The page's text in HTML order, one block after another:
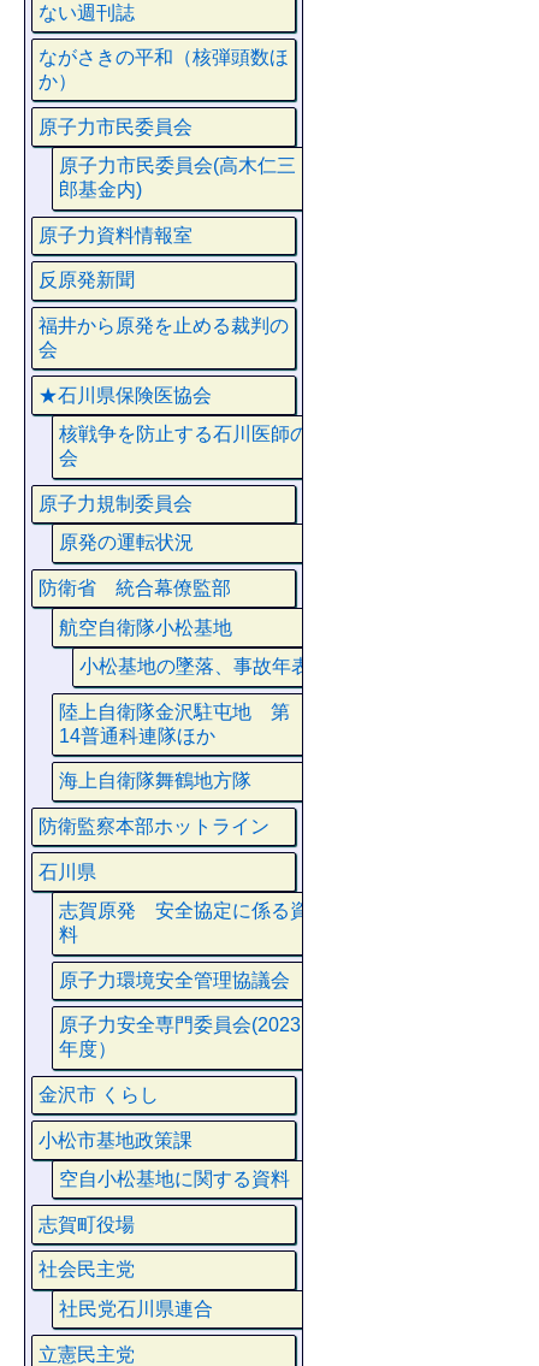
ない週刊誌
ながさきの平和（核弾頭数ほ
か）
原子力市民委員会
原子力市民委員会(高木仁三
郎基金内)
原子力資料情報室
反原発新聞
福井から原発を止める裁判の
会
★石川県保険医協会
核戦争を防止する石川医師の
会
原子力規制委員会
原発の運転状況
防衛省 統合幕僚監部
航空自衛隊小松基地
小松基地の墜落、事故年表
陸上自衛隊金沢駐屯地 第
14普通科連隊ほか
海上自衛隊舞鶴地方隊
防衛監察本部ホットライン
石川県
志賀原発 安全協定に係る資
料
原子力環境安全管理協議会
原子力安全専門委員会(2023
年度）
金沢市 くらし
小松市基地政策課
空自小松基地に関する資料
志賀町役場
社会民主党
社民党石川県連合
立憲民主党